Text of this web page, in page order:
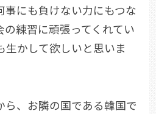
事にも負けない力にもつな
練習に頑張ってくれてい
生かして欲しいと思いま
ら、お隣の国である韓国で